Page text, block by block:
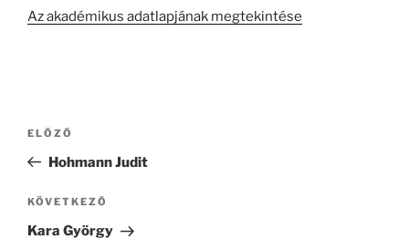
Az akadémikus adatlapjának megtekintése
Bejegyzés
Korábbi
bejegyzés
ELŐZŐ
Hohmann Judit
Következő
bejegyzés
KÖVETKEZŐ
Kara György